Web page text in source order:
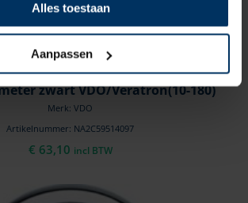
Alles toestaan
Aanpassen
zwart VDO/Veratron(10-180)
Merk: VDO
Artikelnummer: NA2C59514097
€ 63,10 incl BTW